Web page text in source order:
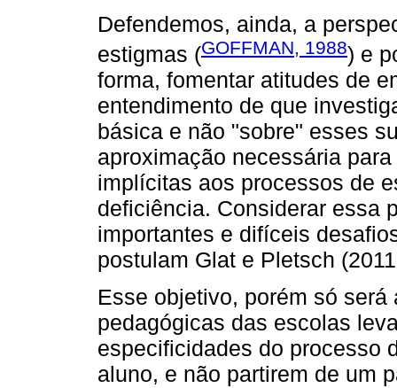
Defendemos, ainda, a
estigmas (GOFFMAN, 1988) e
forma, fomentar atitudes de
entendimento de que
básica e não "sobre" esses
aproximação necessária
implícitas aos processos de
deficiência. Considerar essa
importantes e difíceis
postulam Glat e Pletsch
Esse objetivo, porém só
pedagógicas das escolas
especificidades do processo
aluno, e não partirem de um